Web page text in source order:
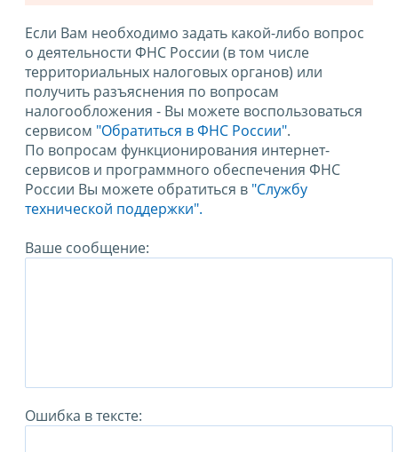
Если Вам необходимо задать какой-либо вопрос
о деятельности ФНС России (в том числе
территориальных налоговых органов) или
получить разъяснения по вопросам
налогообложения - Вы можете воспользоваться
сервисом "Обратиться в ФНС России".
По вопросам функционирования интернет-
сервисов и программного обеспечения ФНС
России Вы можете обратиться в "Службу
технической поддержки".
Ваше сообщение:
Ошибка в тексте: